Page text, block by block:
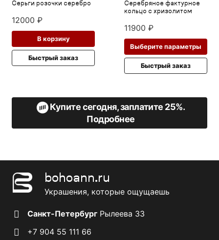
Серьги розочки серебро
12000 ₽
В корзину
Быстрый заказ
Серебряное фактурное
кольцо с хризолитом
11900 ₽
Выберите параметры
Быстрый заказ
Купите сегодня, заплатите 25%.
Подробнее
bohoann.ru
Украшения, которые ощущаешь
Санкт-Петербург Рылеева 33
+7 904 55 111 66